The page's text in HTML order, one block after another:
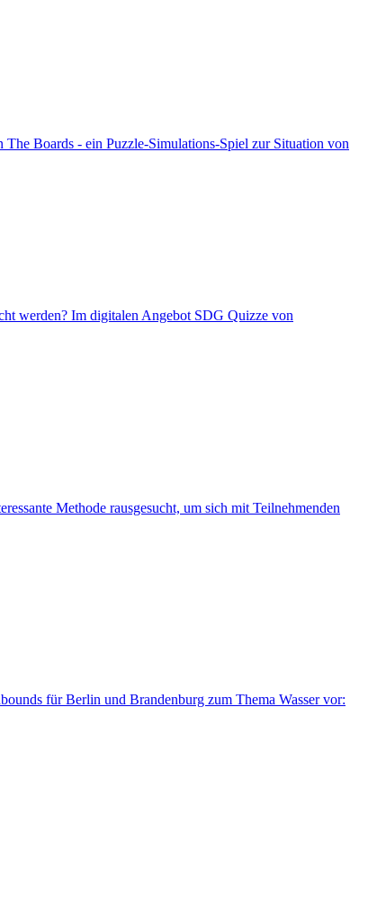
Boards - ein Puzzle-Simulations-Spiel zur Situation von
werden? Im digitalen Angebot SDG Quizze von
Methode rausgesucht, um sich mit Teilnehmenden
für Berlin und Brandenburg zum Thema Wasser vor: